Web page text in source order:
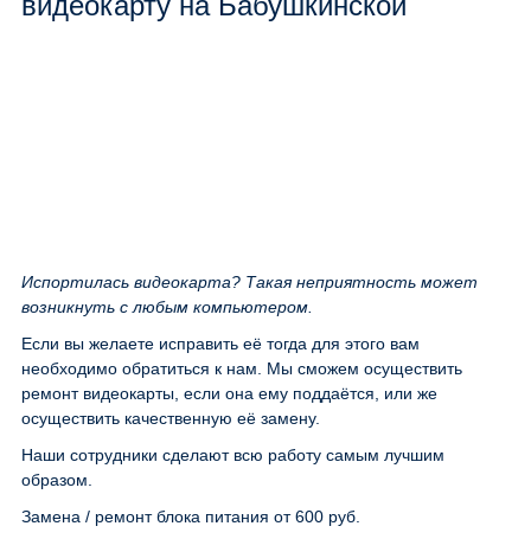
Испортилась видеокарта? Такая неприятность может
возникнуть с любым компьютером.
Если вы желаете исправить её тогда для этого вам
необходимо обратиться к нам. Мы сможем осуществить
ремонт видеокарты, если она ему поддаётся, или же
осуществить качественную её замену.
Наши сотрудники сделают всю работу самым лучшим
образом.
Замена / ремонт блока питания от 600 руб.